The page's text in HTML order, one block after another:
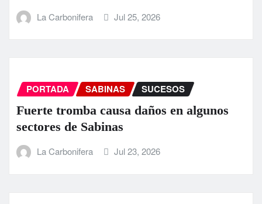
La Carbonifera Jul 25, 2026
PORTADA SABINAS SUCESOS
Fuerte tromba causa daños en algunos
sectores de Sabinas
La Carbonifera Jul 23, 2026